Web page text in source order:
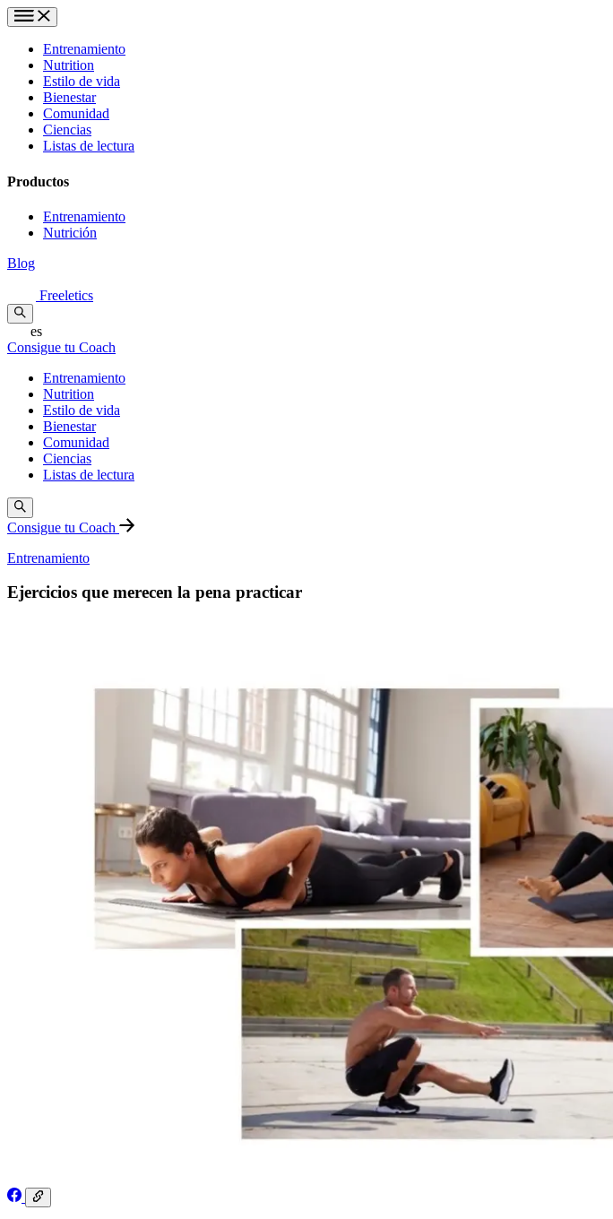
Entrenamiento
Nutrition
Estilo de vida
Bienestar
Comunidad
Ciencias
Listas de lectura
Productos
Entrenamiento
Nutrición
Blog
Freeletics
es
Consigue tu Coach
Entrenamiento
Nutrition
Estilo de vida
Bienestar
Comunidad
Ciencias
Listas de lectura
Consigue tu Coach
Entrenamiento
Ejercicios que merecen la pena practicar